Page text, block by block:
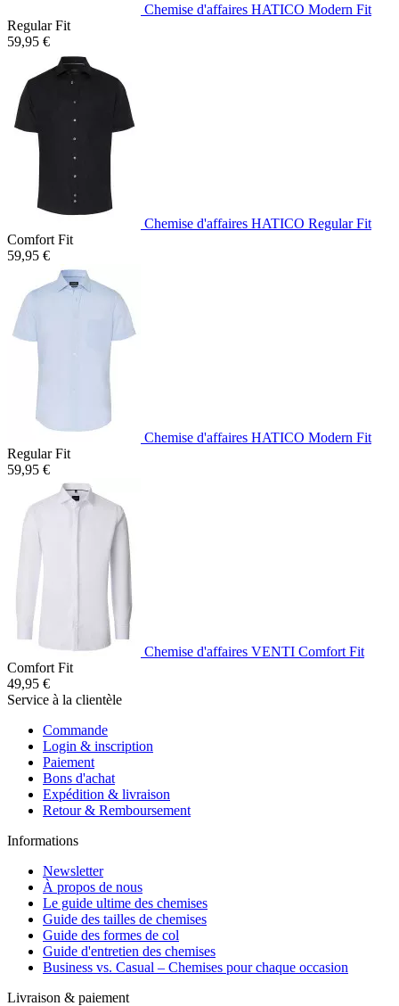
Chemise d'affaires HATICO Modern Fit
Regular Fit
59,95 €
Chemise d'affaires HATICO Regular Fit
Comfort Fit
59,95 €
Chemise d'affaires HATICO Modern Fit
Regular Fit
59,95 €
Chemise d'affaires VENTI Comfort Fit
Comfort Fit
49,95 €
Service à la clientèle
Commande
Login & inscription
Paiement
Bons d'achat
Expédition & livraison
Retour & Remboursement
Informations
Newsletter
À propos de nous
Le guide ultime des chemises
Guide des tailles de chemises
Guide des formes de col
Guide d'entretien des chemises
Business vs. Casual – Chemises pour chaque occasion
Livraison & paiement